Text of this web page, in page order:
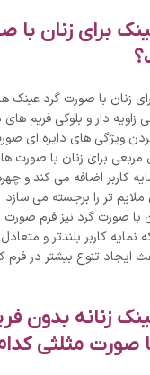
برای زنان با
زنان با صورت گرد عینک
زاویه دار و بلوکی فریم
ویژگی های دایره ای
برای زنان با صورت
کاربر اضافه می کند و
تر را برجسته می
با صورت گرد نیز فرم صورت
کاربر بلندتر و
ایجاد تنوع بیشتر در
زنانه بدون
صورت مثلثی